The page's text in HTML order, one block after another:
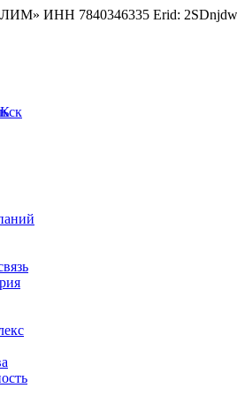
ИНН 7840346335 Erid: